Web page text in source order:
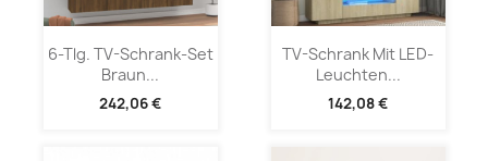
6-Tlg. TV-Schrank-Set
Braun...
242,06 €
TV-Schrank Mit LED-
Leuchten...
142,08 €